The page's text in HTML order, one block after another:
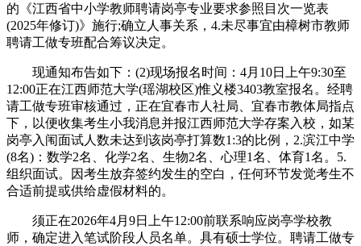
的《江西省中小学教师聘请岗亭专业要求参照目次一览表
(2025年修订)》施行;确立人事关系，4.未尽事宜由樟树市教师
聘请工做专班配合筹议决定。
现通知布告如下：(2)现场报名时间：4月10日上午9:30至
12:00正在江西师范大学(瑶湖校区)惟义楼3403教室报名。经聘
请工做专班审核通过，正在宜春市人社局、宜春市教体局指点
下，以便收集考生小我消息并报江西师范大学存案入校，如某
岗亭入闱面试人数未达到该岗亭打算数1:3的比例，2.滨江中学
(8名)：数学2名、化学2名、生物2名、心理1名、体育1名。5.
组织面试。因考生放弃签约发生的空白，任何环节发觉考生不
合适前提或供给虚假材料的。
须正在2026年4月9日上午12:00前联系响应岗亭学校教
师，确定进入笔试阶段人员名单。具有硕士学位。聘请工做专